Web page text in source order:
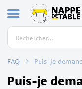
FAQ Puis-je
Puis-je